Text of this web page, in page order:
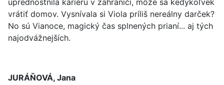
uprednostnila kariéru v zahraničí, môže sa kedykoľvek
vrátiť domov. Vysnívala si Viola príliš nereálny darček?
No sú Vianoce, magický čas splnených prianí... aj tých
najodvážnejších.
JURÁŇOVÁ, Jana